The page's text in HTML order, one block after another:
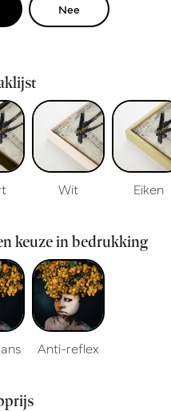
Nee
Wit Eiken
keuze in bedrukking
Anti-reflex